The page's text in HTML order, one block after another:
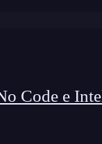
Code e